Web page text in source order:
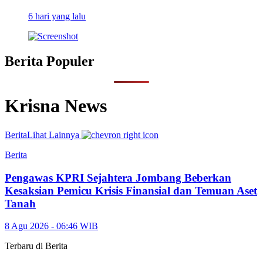
6 hari yang lalu
Berita Populer
Krisna News
BeritaLihat Lainnya
Berita
Pengawas KPRI Sejahtera Jombang Beberkan
Kesaksian Pemicu Krisis Finansial dan Temuan Aset
Tanah
8 Agu 2026 - 06:46 WIB
Terbaru di Berita